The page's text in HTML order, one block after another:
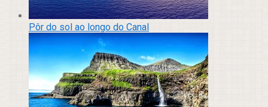
Pôr do sol ao longo do Canal